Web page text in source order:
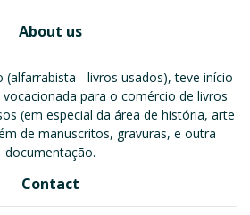
About us
(alfarrabista - livros usados), teve início
para o comércio de livros
(em especial da área de história, arte
de manuscritos, gravuras, e outra
documentação.
Contact